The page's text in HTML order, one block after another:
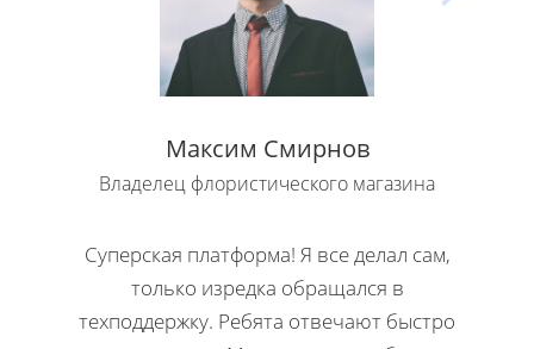
Максим Смирнов
Владелец флористического магазина
Суперская платформа! Я все делал сам,
только изредка обращался в
техподдержку. Ребята отвечают быстро